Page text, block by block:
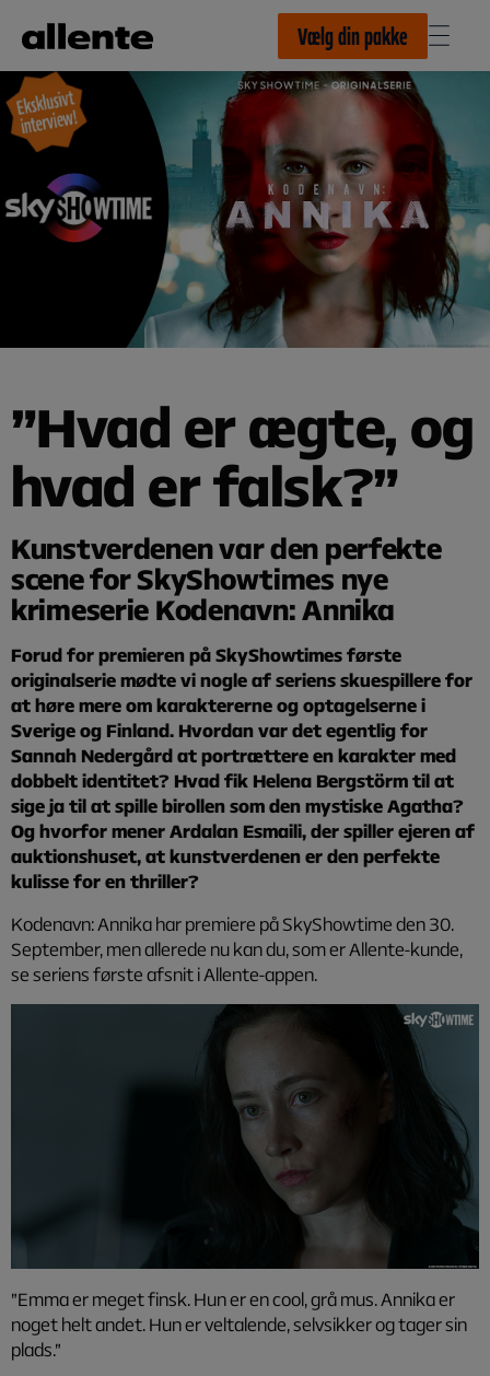
Vælg din pakke
”Hvad er ægte, og
hvad er falsk?”
Kunstverdenen var den perfekte
scene for SkyShowtimes nye
krimeserie Kodenavn: Annika
Forud for premieren på SkyShowtimes første
originalserie mødte vi nogle af seriens skuespillere for
at høre mere om karaktererne og optagelserne i
Sverige og Finland. Hvordan var det egentlig for
Sannah Nedergård at portrættere en karakter med
dobbelt identitet? Hvad fik Helena Bergstörm til at
sige ja til at spille birollen som den mystiske Agatha?
Og hvorfor mener Ardalan Esmaili, der spiller ejeren af
auktionshuset, at kunstverdenen er den perfekte
kulisse for en thriller?
Kodenavn: Annika har premiere på SkyShowtime den 30.
September, men allerede nu kan du, som er Allente-kunde,
se seriens første afsnit i Allente-appen.
”Emma er meget finsk. Hun er en cool, grå mus. Annika er
noget helt andet. Hun er veltalende, selvsikker og tager sin
plads.”